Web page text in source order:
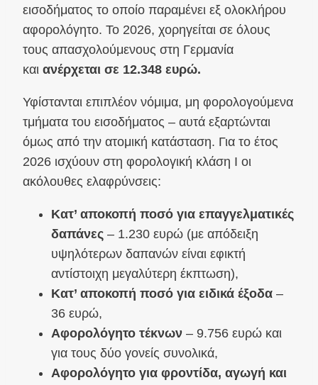
εισοδήματος το οποίο παραμένει εξ ολοκλήρου
αφορολόγητο. Το 2026, χορηγείται σε όλους
τους απασχολούμενους στη Γερμανία
και ανέρχεται σε 12.348 ευρώ.
Υφίστανται επιπλέον νόμιμα, μη φορολογούμενα
τμήματα του εισοδήματος – αυτά εξαρτώνται
όμως από την ατομική κατάσταση. Για το έτος
2026 ισχύουν στη φορολογική κλάση Ι οι
ακόλουθες ελαφρύνσεις:
Κατ’ αποκοπή ποσό για επαγγελματικές
δαπάνες – 1.230 ευρώ (με απόδειξη
υψηλότερων δαπανών είναι εφικτή
αντίστοιχη μεγαλύτερη έκπτωση),
Κατ’ αποκοπή ποσό για ειδικά έξοδα –
36 ευρώ,
Αφορολόγητο τέκνων – 9.756 ευρώ και
για τους δύο γονείς συνολικά,
Αφορολόγητο για φροντίδα, αγωγή και